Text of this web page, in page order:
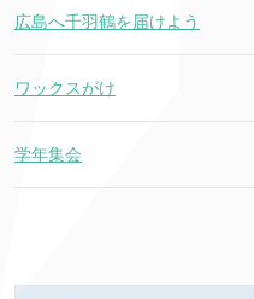
広島へ千羽鶴を届けよう
ワックスがけ
学年集会